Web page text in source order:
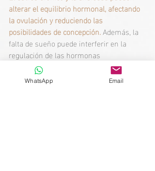
alterar el equilibrio hormonal, afectando
la ovulación y reduciendo las
posibilidades de concepción. Además, la
falta de sueño puede interferir en la
regulación de las hormonas
reproductivas, contribuyendo a
dificultades para concebir. Por lo tanto,
WhatsApp Email